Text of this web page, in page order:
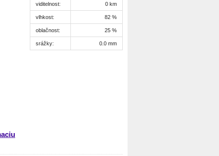
viditelnost: 0 km
vlhkost: 82 %
oblačnost: 25 %
srážky: 0.0 mm